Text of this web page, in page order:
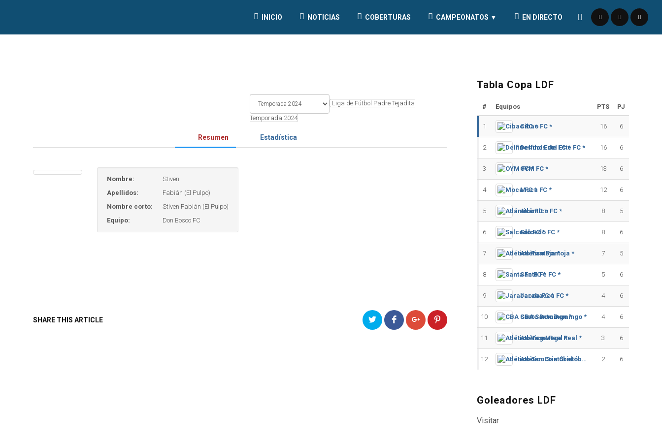
INICIO NOTICIAS COBERTURAS CAMPEONATOS ▼ EN DIRECTO
Liga de Fútbol Padre Tejadita
Temporada 2024
Resumen Estadística
Nombre:
Stiven
Apellidos:
Fabián (El Pulpo)
Nombre corto:
Stiven Fabián (El Pulpo)
Equipo:
Don Bosco FC
SHARE THIS ARTICLE
Tabla Copa LDF
# Equipos PTS PJ
1 Cibao FC * 16 6
2 Delfines del Este FC * 16 6
3 OYM FC * 13 6
4 Moca FC * 12 6
5 Atlántico FC * 8 5
6 Salcedo FC * 8 6
7 Atlético Pantoja * 7 5
8 Santa Fe FC * 5 6
9 Jarabacoa FC * 4 6
10 CBA Santo Domingo * 4 6
11 Atlético Vega Real * 3 6
12 Atlético San Cristóbal * 2 6
Goleadores LDF
Visitar